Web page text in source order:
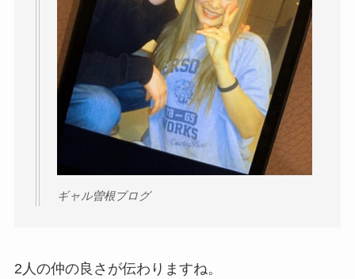
ギャル曽根ブログ
2人の仲の良さが伝わりますね。